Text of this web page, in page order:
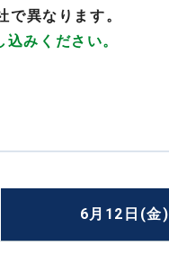
異なります。
みください。
6月12日(金)